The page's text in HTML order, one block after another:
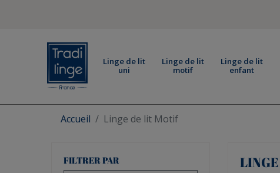
Linge de lit
uni
Linge de lit
motif
Linge de lit
enfant
Accueil Linge de lit Motif
FILTRER PAR